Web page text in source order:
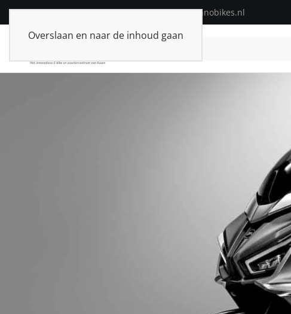
Overslaan en naar de inhoud gaan
Telefoon:+31(0)592-313574| E-mail:info@innobikes.nl